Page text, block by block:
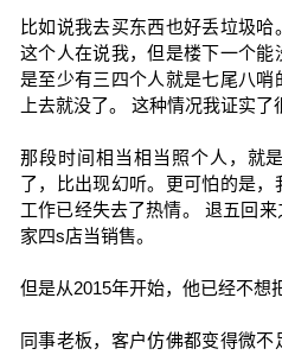
比如说我去买东西也好丢垃圾
这个人在说我，但是楼下一个
是至少有三四个人就是七尾八
上去就没了。 这种情况我证实了
那段时间相当相当照个人，就
了，比出现幻听。更可怕的是
工作已经失去了热情。 退五回
家四s店当销售。
但是从2015年开始，他已经不想
同事老板，客户仿佛都变得微